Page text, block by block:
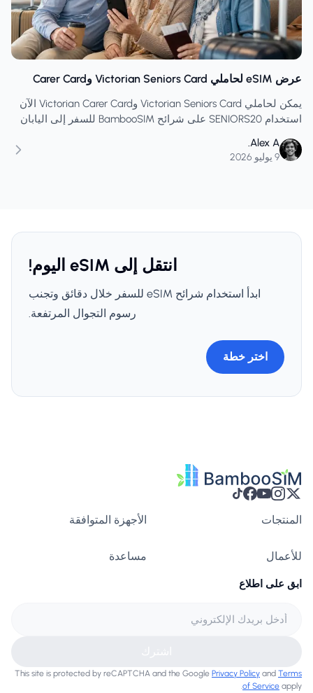
عرض eSIM لحاملي Victorian Seniors Card وCarer Card
يمكن لحاملي Victorian Seniors Card وVictorian Carer Card الآن
استخدام SENIORS20 على شرائح BambooSIM للسفر إلى اليابان
Alex A.
9 يوليو 2026
انتقل إلى eSIM اليوم!
ابدأ استخدام شرائح eSIM للسفر خلال دقائق وتجنب
رسوم التجوال المرتفعة.
اختر خطة
المنتجات الأجهزة المتوافقة
للأعمال مساعدة
ابق على اطلاع
This site is protected by reCAPTCHA and the Google Privacy Policy and Terms
of Service apply.